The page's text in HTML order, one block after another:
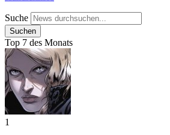
Suche
Top 7 des Monats
1